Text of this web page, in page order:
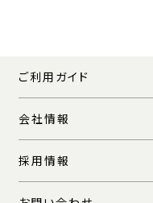
ご利用ガイド
会社情報
採用情報